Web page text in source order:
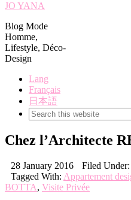
JO YANA
Blog Mode
Homme,
Lifestyle, Déco-
Design
Lang
Français
日本語
Search
this
website
Chez l’Architecte
28 January 2016 Filed Under:
Tagged With: Appartement
BOTTA, Visite Privée